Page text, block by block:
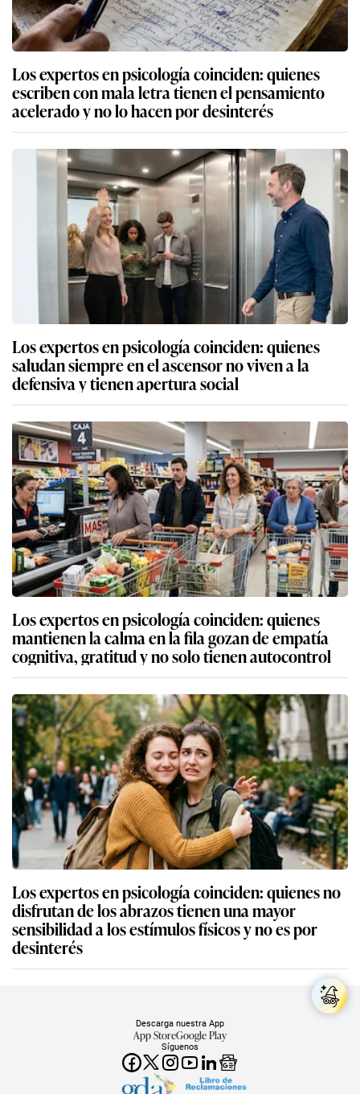
Los expertos en psicología coinciden: quienes
escriben con mala letra tienen el pensamiento
acelerado y no lo hacen por desinterés
Los expertos en psicología coinciden: quienes
saludan siempre en el ascensor no viven a la
defensiva y tienen apertura social
Los expertos en psicología coinciden: quienes
mantienen la calma en la fila gozan de empatía
cognitiva, gratitud y no solo tienen autocontrol
Los expertos en psicología coinciden: quienes no
disfrutan de los abrazos tienen una mayor
sensibilidad a los estímulos físicos y no es por
desinterés
Síguenos
Descarga nuestra App
App StoreGoogle Play